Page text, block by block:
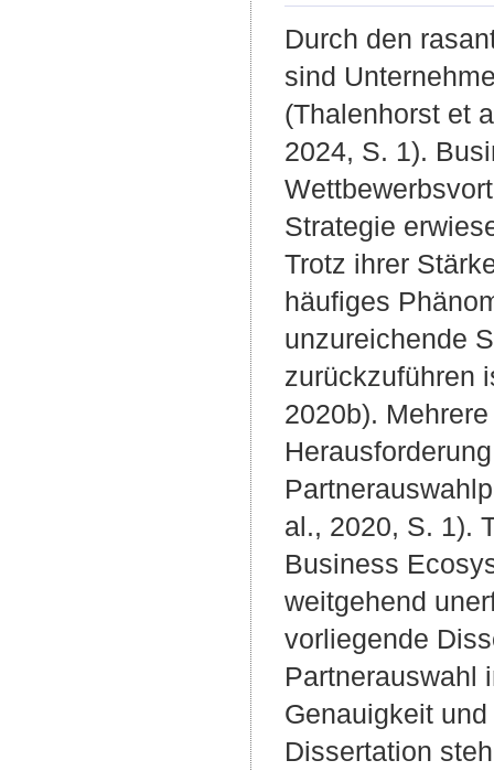
Durch den
sind
(Thalenhorst et
2024, S. 1).
Strategie
Trotz ihrer
häufiges
unzureichende
zurückzuführen
2020b).
al., 2020, S. 1).
Business
weitgehend
vorliegende
Partnerauswahl
Genauigkeit
Dissertation